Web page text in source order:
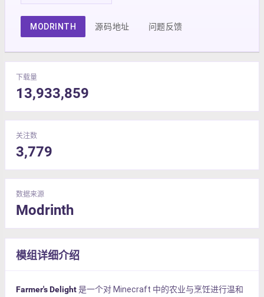
MODRINTH 源码地址 问题反馈
下载量
13,933,859
关注数
3,779
数据来源
Modrinth
模组详细介绍
Farmer's Delight是一个对 Minecraft 中的农业与烹饪进行温和